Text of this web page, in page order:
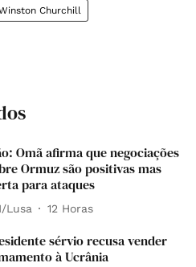
Churchill
Omã afirma que negociações
Ormuz são positivas mas
para ataques
Lusa 12 Horas
sérvio recusa vender
à Ucrânia